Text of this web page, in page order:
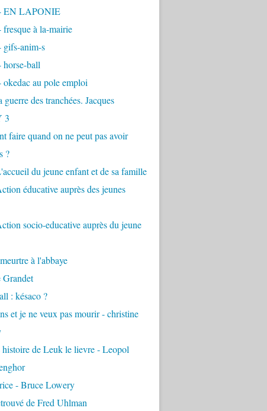
EN LAPONIE
à la-mairie
anim-s
ball
au pole emploi
guerre des tranchées. Jacques
3
faire quand on ne peut pas avoir
?
du jeune enfant et de sa famille
éducative auprès des jeunes
socio-educative auprès du jeune
à l'abbaye
Grandet
: késaco ?
et je ne veux pas mourir - christine
de Leuk le lievre - Leopol
- Bruce Lowery
de Fred Uhlman